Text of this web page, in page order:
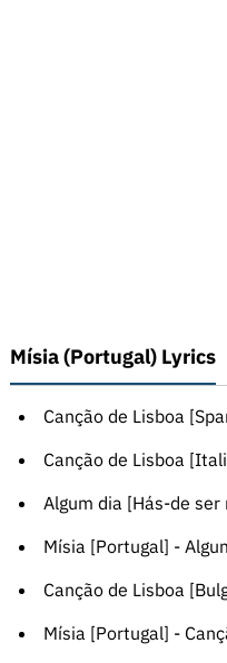
Mísia (Portugal) Lyrics
Canção de Lisboa
Canção de Lisboa
Algum dia [Hás-de
Mísia [Portugal] -
Canção de Lisboa
Mísia [Portugal] -